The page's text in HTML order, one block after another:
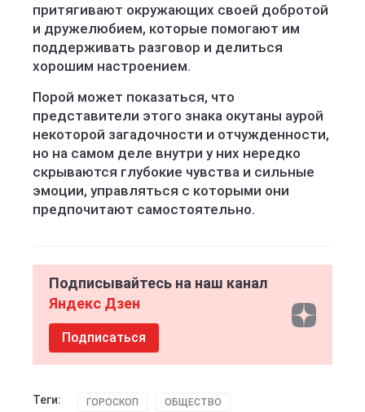
притягивают окружающих своей добротой
и дружелюбием, которые помогают им
поддерживать разговор и делиться
хорошим настроением.
Порой может показаться, что
представители этого знака окутаны аурой
некоторой загадочности и отчужденности,
но на самом деле внутри у них нередко
скрываются глубокие чувства и сильные
эмоции, управляться с которыми они
предпочитают самостоятельно.
Подписывайтесь на наш канал
Яндекс Дзен
Подписаться
Теги: ГОРОСКОП ОБЩЕСТВО